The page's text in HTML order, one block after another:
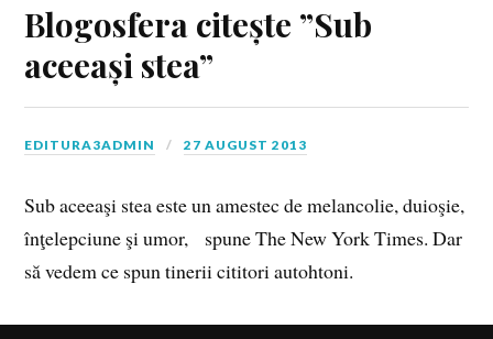
Blogosfera citește ”Sub
aceeași stea”
EDITURA3ADMIN 27 AUGUST 2013
Sub aceeaşi stea este un amestec de melancolie, duioşie,
înţelepciune şi umor, spune The New York Times. Dar
să vedem ce spun tinerii cititori autohtoni.